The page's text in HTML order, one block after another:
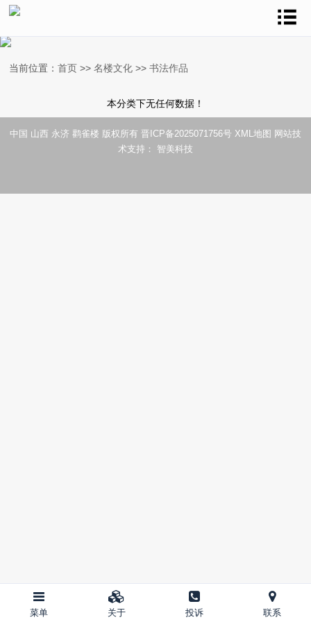
当前位置： 首页 >> 名楼文化 >> 书法作品
本分类下无任何数据！
中国 山西 永济 鹳雀楼 版权所有 晋ICP备2025071756号 XML地图 网站技
术支持： 智美科技
菜单 关于 投诉 联系